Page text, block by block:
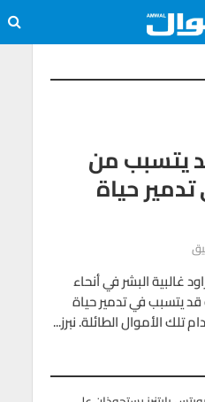
قد يتسبب من
تدمير حياة
غالبية البشر في أنحاء
قد يتسبب في تدمير حياة
الأموال الطائلة. نبرز...